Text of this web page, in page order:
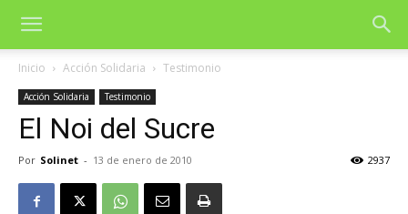
Inicio Acción Solidaria Testimonio
Acción Solidaria Testimonio
El Noi del Sucre
Por Solinet - 13 de enero de 2010 2937